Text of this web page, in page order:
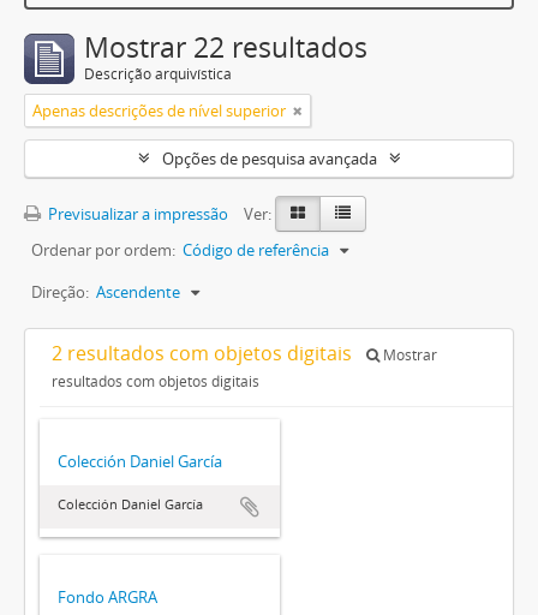
Mostrar 22 resultados
Descrição arquivística
Apenas descrições de nível superior
Opções de pesquisa avançada
Previsualizar a impressão
Ver:
Ordenar por ordem: Código de referência
Direção: Ascendente
2 resultados com objetos digitais
Mostrar
resultados com objetos digitais
Colección Daniel García
Colección Daniel García
Fondo ARGRA